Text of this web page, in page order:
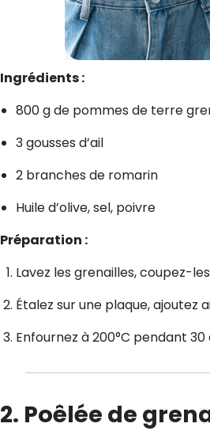
Ingrédients :
800 g de pommes de terre
3 gousses d’ail
2 branches de romarin
Huile d’olive, sel, poivre
Préparation :
Lavez les grenailles, coupez-
Étalez sur une plaque, ajoutez
Enfournez à 200°C pendant 30
2. Poêlée de